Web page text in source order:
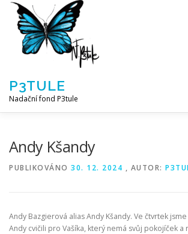
Přeskočit
obsah
P3TULE
Nadační fond P3tule
AKTUALITY BLOG
Andy Kšandy
PUBLIKOVÁNO 30. 12. 2024 , AUTOR:
Andy Bazgierová alias Andy Kšandy. Ve čtvrtek
Andy cvičili pro Vašíka, který nemá svůj pokojíček